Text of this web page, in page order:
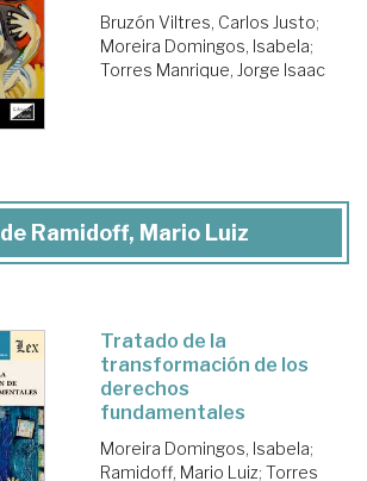
Bruzón Viltres, Carlos Justo;
Moreira Domingos, Isabela;
Torres Manrique, Jorge Isaac
Ramidoff, Mario Luiz
Tratado de la
transformación de los
derechos
fundamentales
Moreira Domingos, Isabela;
Ramidoff, Mario Luiz; Torres